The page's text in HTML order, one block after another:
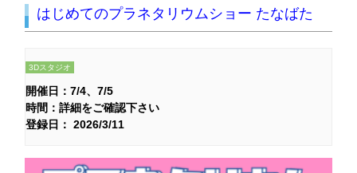
はじめてのプラネタリウムショー たなばた
3Dスタジオ
開催日：7/4
7/5
時間：詳細をご確認下さい
登録日： 2026/3/11